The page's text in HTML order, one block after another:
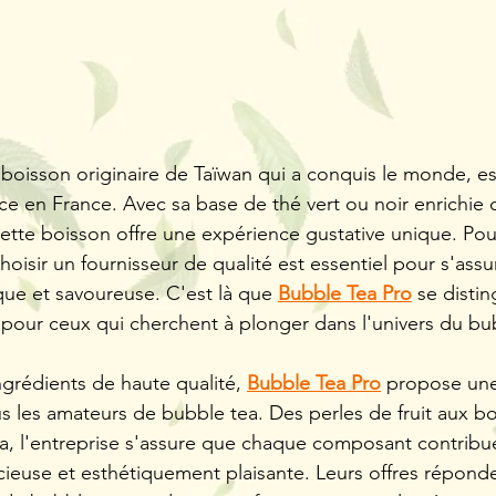
originaire de Taïwan qui a conquis le monde,
en France. Avec sa base de thé vert ou noir enrichie
boisson offre une expérience gustative unique.
un fournisseur de qualité est essentiel pour
et savoureuse. C'est là que Bubble Tea Pro se
pour ceux qui cherchent à plonger dans l'univers du
de haute qualité, Bubble Tea Pro propose
les amateurs de bubble tea. Des perles de fruit aux
l'entreprise s'assure que chaque composant
et esthétiquement plaisante. Leurs offres
€
/ livraison offerte
fruit
tropical
Nostea
3,2kg
bubble
HT / livraison